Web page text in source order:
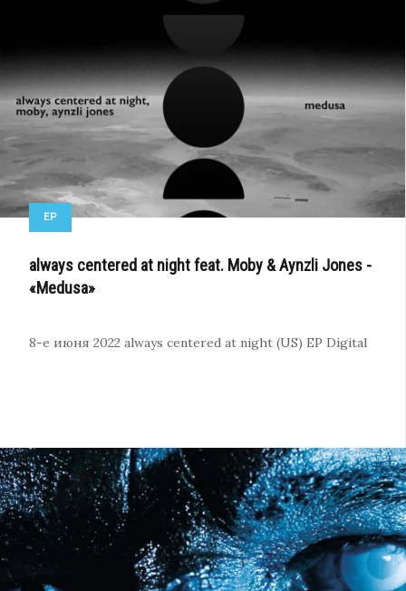
EP
always centered at night feat. Moby & Aynzli Jones -
«Medusa»
8-е июня 2022 always centered at night (US) EP Digital